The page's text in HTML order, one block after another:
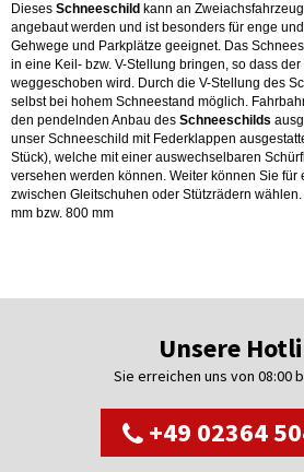
Dieses Schneeschild kann an
angebaut werden und ist besonders für enge
Gehwege und Parkplätze geeignet. Das
in eine Keil- bzw. V-Stellung bringen, so dass
weggeschoben wird. Durch die V-Stellung des
selbst bei hohem Schneestand möglich.
den pendelnden Anbau des Schneeschilds
unser Schneeschild mit Federklappen
Stück), welche mit einer auswechselbaren
versehen werden können. Weiter können Sie für
zwischen Gleitschuhen oder Stützrädern
mm bzw. 800 mm
Unsere
Sie erreichen uns von 08:00
+49 02364